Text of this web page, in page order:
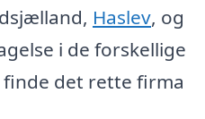
Haslev, og
i de forskellige
finde det rette firma